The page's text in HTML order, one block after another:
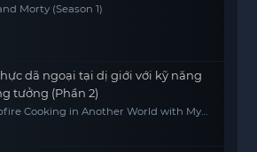
Morty (Season 1)
dã ngoại tại dị giới với kỹ năng
tưởng (Phần 2)
Cooking in Another World with My